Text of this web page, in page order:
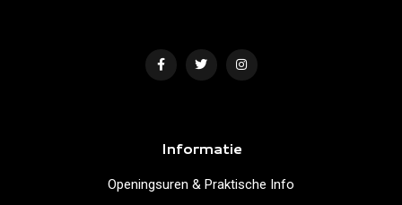
Informatie
Openingsuren & Praktische Info